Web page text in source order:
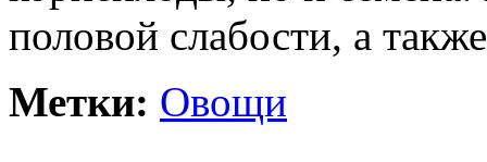
половой слабости, а
Метки: Овощи